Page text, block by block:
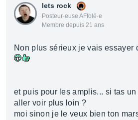
lets rock
Posteur·euse AFfolé·e
Membre depuis 21 ans
Non plus sérieux je vais essayer
et puis pour les amplis... si tas
aller voir plus loin ?
moi sinon je le veux bien ton